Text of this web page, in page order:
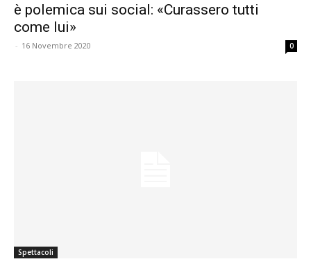
è polemica sui social: «Curassero tutti
come lui»
- 16 Novembre 2020 0
Spettacoli